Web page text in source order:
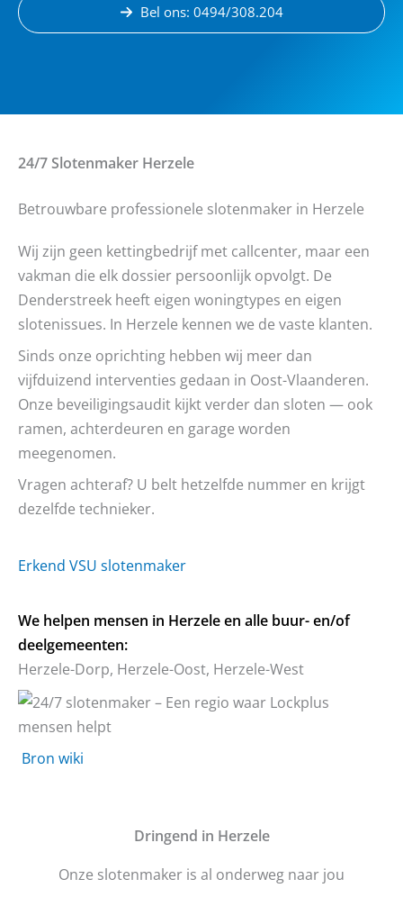
Bel ons: 0494/308.204
24/7 Slotenmaker Herzele
Betrouwbare professionele slotenmaker in Herzele
Wij zijn geen kettingbedrijf met callcenter, maar een
vakman die elk dossier persoonlijk opvolgt. De
Denderstreek heeft eigen woningtypes en eigen
slotenissues. In Herzele kennen we de vaste klanten.
Sinds onze oprichting hebben wij meer dan
vijfduizend interventies gedaan in Oost-Vlaanderen.
Onze beveiligingsaudit kijkt verder dan sloten — ook
ramen, achterdeuren en garage worden
meegenomen.
Vragen achteraf? U belt hetzelfde nummer en krijgt
dezelfde technieker.
Erkend VSU slotenmaker
We helpen mensen in Herzele en alle buur- en/of
deelgemeenten:
Herzele-Dorp, Herzele-Oost, Herzele-West
Bron wiki
Dringend in Herzele
Onze slotenmaker is al onderweg naar jou